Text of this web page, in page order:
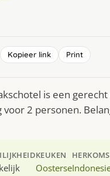
Kopieer link Print
is een
2 personen.
KEUKEN
Oosterse